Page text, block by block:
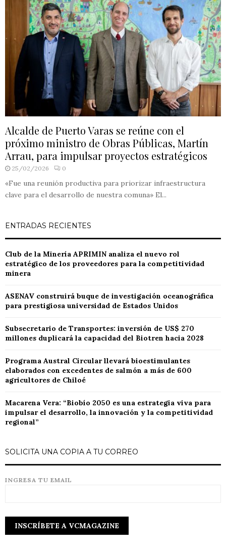
Alcalde de Puerto Varas se reúne con el
próximo ministro de Obras Públicas, Martín
Arrau, para impulsar proyectos estratégicos
25/02/2026 0
«Fue una reunión productiva para priorizar infraestructura
clave para el desarrollo de nuestra comuna» El...
ENTRADAS RECIENTES
Club de la Minería APRIMIN analiza el nuevo rol
estratégico de los proveedores para la competitividad
minera
ASENAV construirá buque de investigación oceanográfica
para prestigiosa universidad de Estados Unidos
Subsecretario de Transportes: inversión de US$ 270
millones duplicará la capacidad del Biotren hacia 2028
Programa Austral Circular llevará bioestimulantes
elaborados con excedentes de salmón a más de 600
agricultores de Chiloé
Macarena Vera: “Biobío 2050 es una estrategia viva para
impulsar el desarrollo, la innovación y la competitividad
regional”
SOLICITA UNA COPIA A TU CORREO
INGRESA TU EMAIL